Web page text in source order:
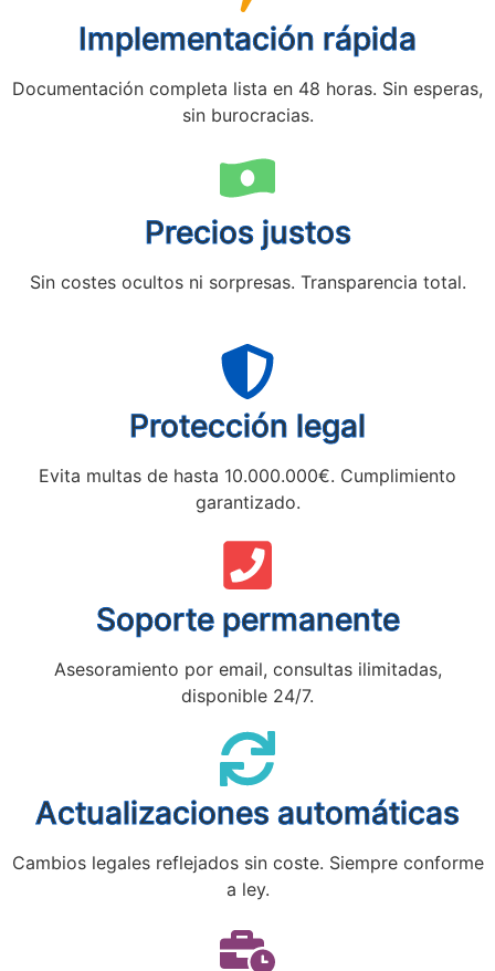
Implementación rápida
Documentación completa lista en 48 horas. Sin esperas,
sin burocracias.
Precios justos
Sin costes ocultos ni sorpresas. Transparencia total.
Protección legal
Evita multas de hasta 10.000.000€. Cumplimiento
garantizado.
Soporte permanente
Asesoramiento por email, consultas ilimitadas,
disponible 24/7.
Actualizaciones automáticas
Cambios legales reflejados sin coste. Siempre conforme
a ley.